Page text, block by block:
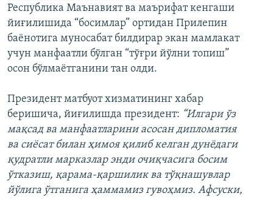
Республика Маънавият ва маърифат кенгаши
йиғилишида “босимлар” ортидан Прилепин
баёнотига муносабат билдирар экан мамлакат
учун манфаатли бўлган “тўғри йўлни топиш”
осон бўлмаётганини тан олди.
Президент матбуот хизматининг хабар
беришича, йиғилишда президент: “Илгари ўз
мақсад ва манфаатларини асосан дипломатия
ва сиёсат билан ҳимоя қилиб келган дунёдаги
қудратли марказлар энди очиқчасига босим
ўтказиш, қарама-қаршилик ва тўқнашувлар
йўлига ўтганига ҳаммамиз гувоҳмиз. Афсуски,